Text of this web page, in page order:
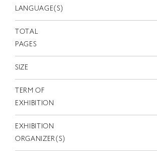
LANGUAGE(S)
TOTAL
PAGES
SIZE
TERM OF
EXHIBITION
EXHIBITION
ORGANIZER(S)